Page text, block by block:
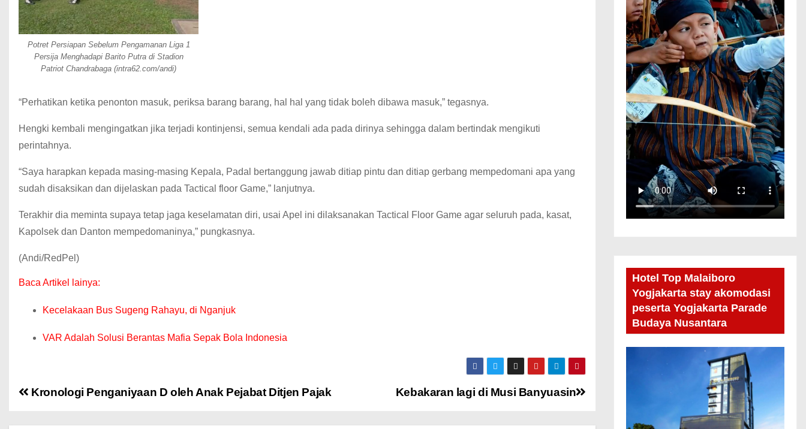
Potret Persiapan Sebelum Pengamanan Liga 1
Persija Menghadapi Barito Putra di Stadion
Patriot Chandrabaga (intra62.com/andi)
“Perhatikan ketika penonton masuk, periksa barang barang, hal hal yang tidak boleh dibawa masuk,” tegasnya.
Hengki kembali mengingatkan jika terjadi kontinjensi, semua kendali ada pada dirinya sehingga dalam bertindak mengikuti
perintahnya.
“Saya harapkan kepada masing-masing Kepala, Padal bertanggung jawab ditiap pintu dan ditiap gerbang mempedomani apa yang
sudah disaksikan dan dijelaskan pada Tactical floor Game,” lanjutnya.
Terakhir dia meminta supaya tetap jaga keselamatan diri, usai Apel ini dilaksanakan Tactical Floor Game agar seluruh pada, kasat,
Kapolsek dan Danton mempedomaninya,” pungkasnya.
(Andi/RedPel)
Baca Artikel lainya:
Kecelakaan Bus Sugeng Rahayu, di Nganjuk
VAR Adalah Solusi Berantas Mafia Sepak Bola Indonesia
Kebakaran lagi di Musi Banyuasin
Kronologi Penganiyaan D oleh Anak Pejabat Ditjen Pajak
Hotel Top Malaiboro
Yogjakarta stay akomodasi
peserta Yogjakarta Parade
Budaya Nusantara